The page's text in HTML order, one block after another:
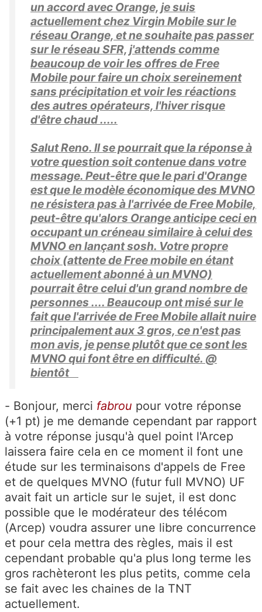
un accord avec Orange, je suis
actuellement chez Virgin Mobile sur le
réseau Orange, et ne souhaite pas passer
sur le réseau SFR, j'attends comme
beaucoup de voir les offres de Free
Mobile pour faire un choix sereinement
sans précipitation et voir les réactions
des autres opérateurs, l'hiver risque
d'être chaud .....
Salut Reno. Il se pourrait que la réponse à
votre question soit contenue dans votre
message. Peut-être que le pari d'Orange
est que le modèle économique des MVNO
ne résistera pas à l'arrivée de Free Mobile,
peut-être qu'alors Orange anticipe ceci en
occupant un créneau similaire à celui des
MVNO en lançant sosh. Votre propre
choix (attente de Free mobile en étant
actuellement abonné à un MVNO)
pourrait être celui d'un grand nombre de
personnes .... Beaucoup ont misé sur le
fait que l'arrivée de Free Mobile allait nuire
principalement aux 3 gros, ce n'est pas
mon avis, je pense plutôt que ce sont les
MVNO qui font être en difficulté. @
bientôt
- Bonjour, merci fabrou pour votre réponse
(+1 pt) je me demande cependant par rapport
à votre réponse jusqu'à quel point l'Arcep
laissera faire cela en ce moment il font une
étude sur les terminaisons d'appels de Free
et de quelques MVNO (futur full MVNO) UF
avait fait un article sur le sujet, il est donc
possible que le modérateur des télécom
(Arcep) voudra assurer une libre concurrence
et pour cela mettra des règles, mais il est
cependant probable qu'a plus long terme les
gros rachèteront les plus petits, comme cela
se fait avec les chaines de la TNT
actuellement.